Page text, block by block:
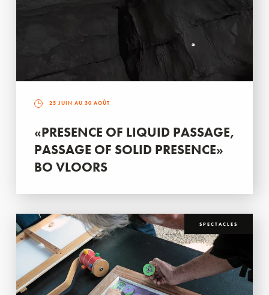
25 JUIN AU 30 AOÛT
«PRESENCE OF LIQUID PASSAGE,
PASSAGE OF SOLID PRESENCE»
BO VLOORS
SPECTACLES